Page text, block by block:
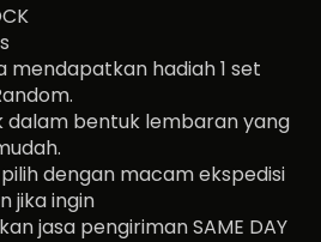
mendapatkan hadiah 1 set
dalam bentuk lembaran yang
dengan macam ekspedisi
jika ingin
jasa pengiriman SAME DAY